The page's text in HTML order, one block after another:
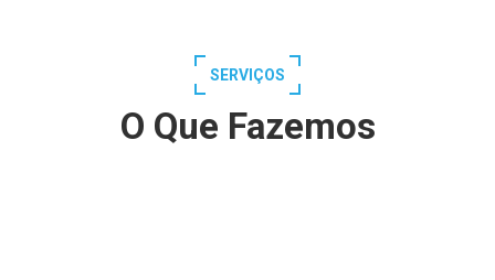
SERVIÇOS
O Que Fazemos